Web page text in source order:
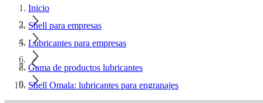
Inicio
Shell para empresas
Lubricantes para empresas
Gama de productos lubricantes
Shell Omala: lubricantes para engranajes